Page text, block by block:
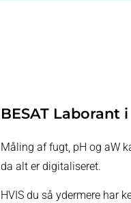
BESAT
Måling af fugt, pH og aW
da alt er digitaliseret.
HVIS du så ydermere har